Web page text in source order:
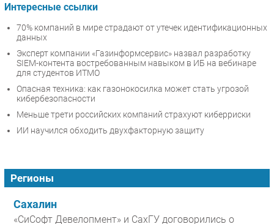
Интересные ссылки
70% компаний в мире страдают от утечек идентификационных
данных
Эксперт компании «Газинформсервис» назвал разработку
SIEM-контента востребованным навыком в ИБ на вебинаре
для студентов ИТМО
Опасная техника: как газонокосилка может стать угрозой
кибербезопасности
Меньше трети российских компаний страхуют киберриски
ИИ научился обходить двухфакторную защиту
Регионы
Сахалин
«СиСофт Девелопмент» и СахГУ договорились о